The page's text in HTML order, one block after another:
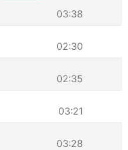
03:38
02:30
02:35
03:21
03:28